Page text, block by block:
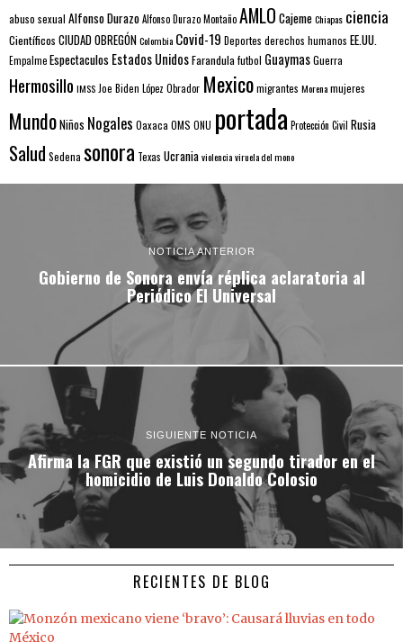
abuso sexual Alfonso DurazoAlfonso Durazo MontañoAMLO CajemeChiapas ciencia
Científicos CIUDAD OBREGÓNColombia Covid-19 Deportes derechos humanos EE.UU.
EmpalmeEspectaculos Estados UnidosFarandulafutbol GuaymasGuerra
Hermosillo IMSS Joe Biden López Obrador Mexicomigrantes Morenamujeres
MundoNiños Nogales Oaxaca OMS ONU portada Protección Civil Rusia
Salud Sedena sonora Texas Ucraniaviolenciaviruela del mono
NOTICIA ANTERIOR
Gobierno de Sonora envía réplica aclaratoria al
Periódico El Universal
SIGUIENTE NOTICIA
Afirma la FGR que existió un segundo tirador en el
homicidio de Luis Donaldo Colosio
RECIENTES DE BLOG